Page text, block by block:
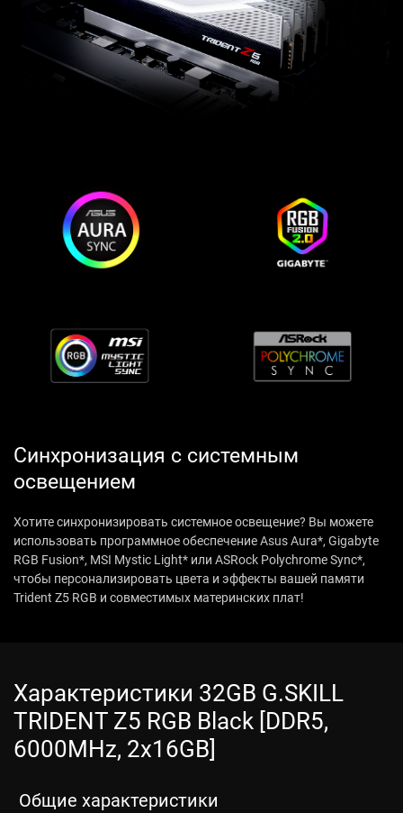
Синхронизация с системным
освещением
Хотите синхронизировать системное освещение? Вы можете
использовать программное обеспечение Asus Aura*, Gigabyte
RGB Fusion*, MSI Mystic Light* или ASRock Polychrome Sync*,
чтобы персонализировать цвета и эффекты вашей памяти
Trident Z5 RGB и совместимых материнских плат!
Характеристики 32GB G.SKILL
TRIDENT Z5 RGB Black [DDR5,
6000MHz, 2x16GB]
Общие характеристики